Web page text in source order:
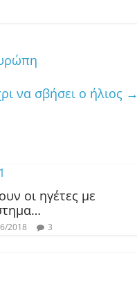
να σβήσει ο ήλιος →
οι ηγέτες με
2018 3